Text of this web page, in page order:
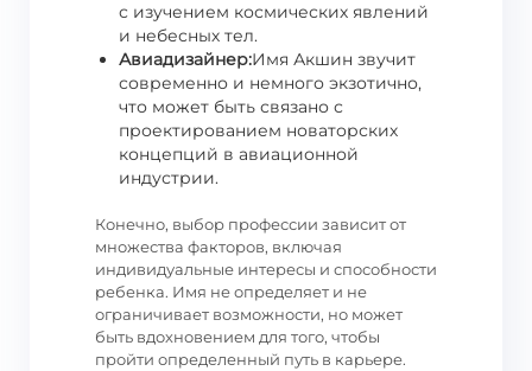
с изучением космических явлений
и небесных тел.
Авиадизайнер:Имя Акшин звучит
современно и немного экзотично,
что может быть связано с
проектированием новаторских
концепций в авиационной
индустрии.
Конечно, выбор профессии зависит от
множества факторов, включая
индивидуальные интересы и способности
ребенка. Имя не определяет и не
ограничивает возможности, но может
быть вдохновением для того, чтобы
пройти определенный путь в карьере.